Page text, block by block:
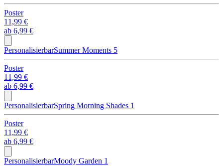
Poster
11,99 €
ab 6,99 €
PersonalisierbarSummer Moments 5
Poster
11,99 €
ab 6,99 €
PersonalisierbarSpring Morning Shades 1
Poster
11,99 €
ab 6,99 €
PersonalisierbarMoody Garden 1